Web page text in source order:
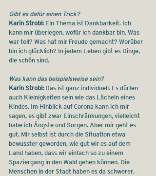
Gibt es dafür einen Trick?
Karin Strobl: Ein Thema ist Dankbarkeit. Ich
kann mir überlegen, wofür ich dankbar bin. Was
war toll? Was hat mir Freude gemacht? Worüber
bin ich glücklich? In jedem Leben gibt es Dinge,
die schön sind.
Was kann das beispielsweise sein?
Karin Strobl: Das ist ganz individuell. Es dürfen
auch Kleinigkeiten sein wie das Lächeln eines
Kindes. Im Hinblick auf Corona kann ich mir
sagen, es gibt zwar Einschränkungen, vielleicht
habe ich Ängste und Sorgen. Aber mir geht es
gut. Mir selbst ist durch die Situation etwa
bewusster geworden, wie gut wir es auf dem
Land haben, dass wir einfach so zu einem
Spaziergang in den Wald gehen können. Die
Menschen in der Stadt haben es da schwerer.